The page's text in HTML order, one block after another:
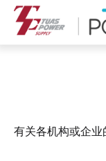
有关各机构或企业